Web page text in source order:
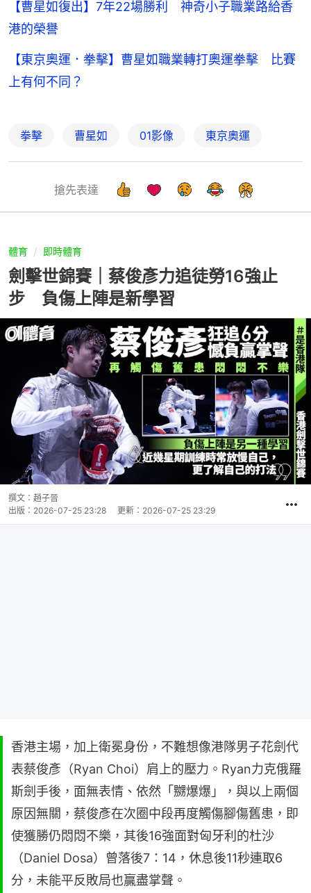
【曹星如復出】7年22場勝利 神奇小子職業路給香
港的榮譽
【東京奧運．拳擊】曹星如職業轉打奧運拳擊 比賽
上有何不同？
拳擊 曹星如 01影像 東京奧運
搶先表達
體育 即時體育
劍擊世錦賽｜蔡俊彥力追徒勞16強止
步 負傷上陣是新學習
撰文： 趙子晉
出版： 2026-07-25 23:28 更新： 2026-07-25 23:29
香港主場，加上衛冕身份，不難想像港隊男子花劍代
表蔡俊彥（Ryan Choi）肩上的壓力。Ryan力克俄羅
斯劍手後，面無表情、依然「嬲爆爆」，與以上兩個
原因無關，蔡俊彥在次圈中段再度觸傷腳傷舊患，即
使獲勝仍悶悶不樂，其後16強面對匈牙利的杜沙
（Daniel Dosa）曾落後7：14，休息後11秒連取6
分，未能平反敗局也贏盡掌聲。